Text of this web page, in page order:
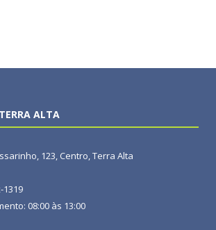
ALTA
123, Centro, Terra Alta
1319
08:00 às 13:00